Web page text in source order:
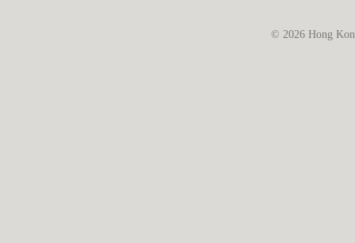
© 2026 Hong